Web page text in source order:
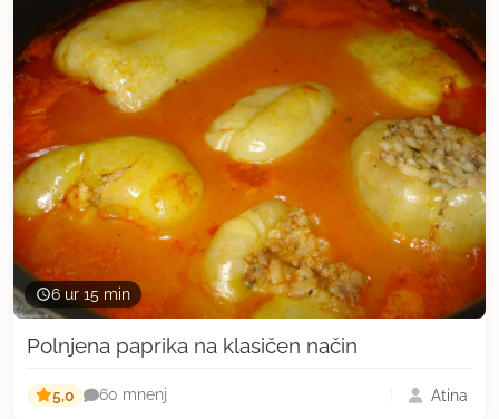
6 ur 15 min
Polnjena paprika na klasičen način
5,0 60 mnenj Atina